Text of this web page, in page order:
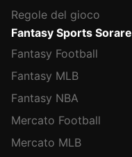
Regole del gioco
Fantasy Sports Sorare
Fantasy Football
Fantasy MLB
Fantasy NBA
Mercato Football
Mercato MLB